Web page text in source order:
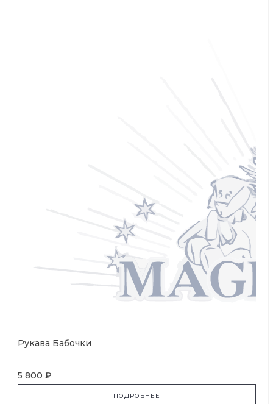
Рукава Бабочки
5 800 ₽
ПОДРОБНЕЕ